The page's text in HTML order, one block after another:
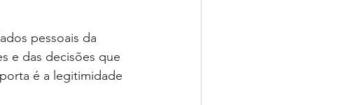
pessoais da
e das decisões que
é a legitimidade